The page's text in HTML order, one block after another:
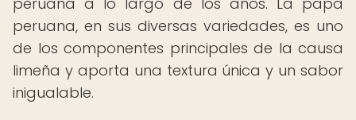
peruana, en sus diversas variedades, es uno
de los componentes principales de la causa
limeña y aporta una textura única y un sabor
inigualable.